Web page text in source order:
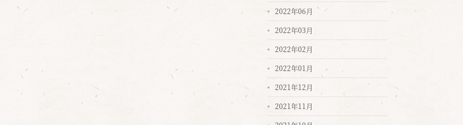
2022年06月
2022年03月
2022年02月
2022年01月
2021年12月
2021年11月